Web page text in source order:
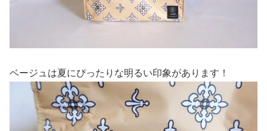
ベージュは夏にぴったりな明るい印象があります！